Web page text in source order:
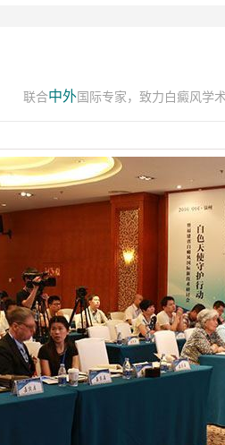
联合中外国际专家，致力白癜风学